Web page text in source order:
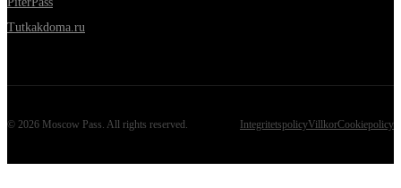
Tutkakdoma.ru
© 2026 Moscow Pass . All rights reserved. IntegritetspolicyVillkorCookiepolicy